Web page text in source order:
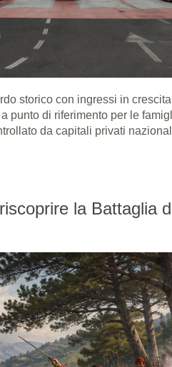
storico con ingressi in
punto di riferimento per le
da capitali privati
la Battaglia